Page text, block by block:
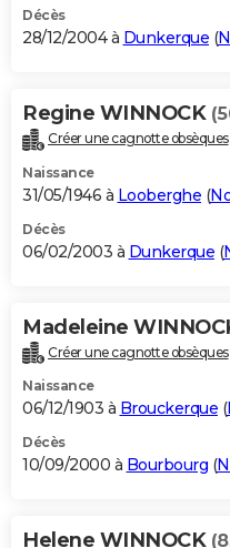
Décès
28/12/2004 à Dunkerque (
Regine WINNOCK
Créer une cagnotte obsèques
Naissance
31/05/1946 à Looberghe (
Décès
06/02/2003 à Dunkerque (
Madeleine
Créer une cagnotte obsèques
Naissance
06/12/1903 à Brouckerque (
Décès
10/09/2000 à Bourbourg (
Helene WINNOCK